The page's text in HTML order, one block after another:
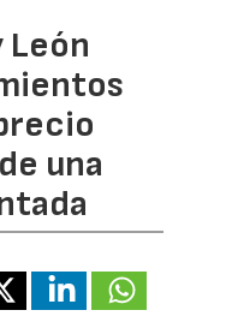
León
una